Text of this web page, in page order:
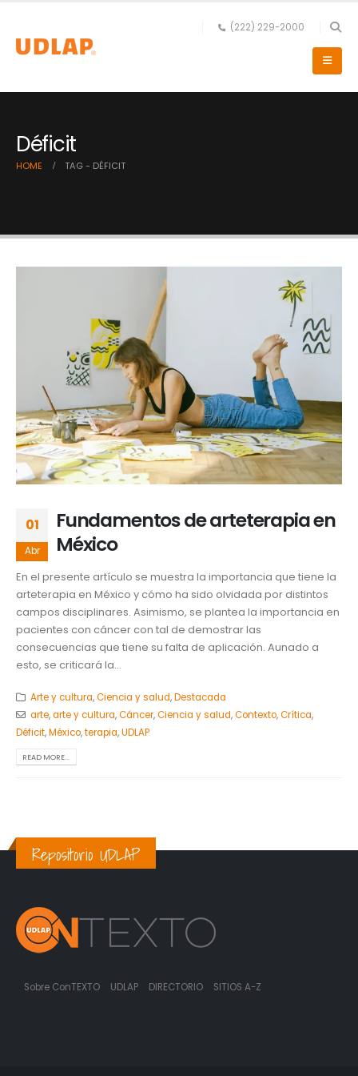
(222) 229-2000
Déficit
HOME TAG - DÉFICIT
01
Abr
Fundamentos de arteterapia en
México
En el presente artículo se muestra la importancia que tiene la
arteterapia en México y cómo ha sido olvidada por distintos
campos disciplinares. Asimismo, se plantea la importancia en
pacientes con cáncer con tal de demostrar las
consecuencias que tiene su falta de aplicación. Aunado a
esto, se criticará la...
Arte y cultura,Ciencia y salud,Destacada
arte,arte y cultura,Cáncer,Ciencia y salud,Contexto,Crítica,
Déficit,México,terapia,UDLAP
READ MORE...
Repositorio UDLAP
Sobre ConTEXTO UDLAP DIRECTORIO SITIOS A-Z